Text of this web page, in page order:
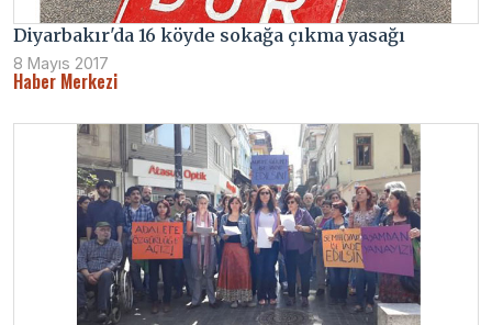
Diyarbakır'da 16 köyde sokağa çıkma yasağı
8 Mayıs 2017
Haber Merkezi